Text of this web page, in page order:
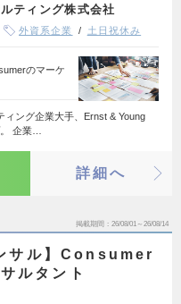
ティング株式会社
外資系企業 土日祝休み
のマーケ
ィング企業大手、Ernst & Young
企業…
詳細へ
掲載期間 26/08/01～26/08/14
サル】Consumer
ルタント